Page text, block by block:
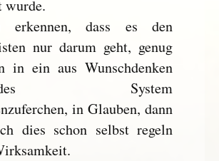
wurde.
dass es den
nur darum geht, genug
in ein aus Wunschdenken
System
in Glauben, dann
dies schon selbst regeln